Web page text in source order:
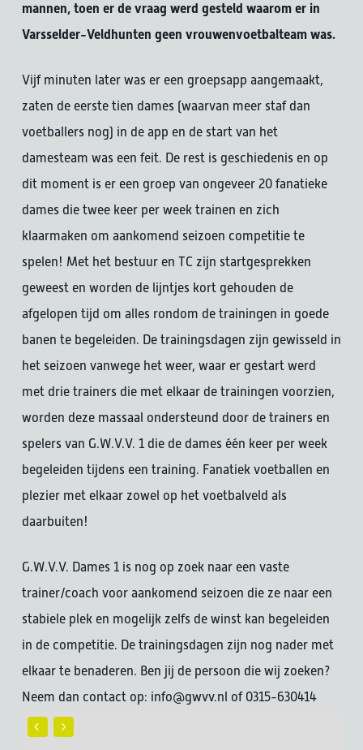
mannen, toen er de vraag werd gesteld waarom er in
Varsselder-Veldhunten geen vrouwenvoetbalteam was.
Vijf minuten later was er een groepsapp aangemaakt,
zaten de eerste tien dames (waarvan meer staf dan
voetballers nog) in de app en de start van het
damesteam was een feit. De rest is geschiedenis en op
dit moment is er een groep van ongeveer 20 fanatieke
dames die twee keer per week trainen en zich
klaarmaken om aankomend seizoen competitie te
spelen! Met het bestuur en TC zijn startgesprekken
geweest en worden de lijntjes kort gehouden de
afgelopen tijd om alles rondom de trainingen in goede
banen te begeleiden. De trainingsdagen zijn gewisseld in
het seizoen vanwege het weer, waar er gestart werd
met drie trainers die met elkaar de trainingen voorzien,
worden deze massaal ondersteund door de trainers en
spelers van G.W.V.V. 1 die de dames één keer per week
begeleiden tijdens een training. Fanatiek voetballen en
plezier met elkaar zowel op het voetbalveld als
daarbuiten!
G.W.V.V. Dames 1 is nog op zoek naar een vaste
trainer/coach voor aankomend seizoen die ze naar een
stabiele plek en mogelijk zelfs de winst kan begeleiden
in de competitie. De trainingsdagen zijn nog nader met
elkaar te benaderen. Ben jij de persoon die wij zoeken?
Neem dan contact op: info@gwvv.nl of 0315-630414